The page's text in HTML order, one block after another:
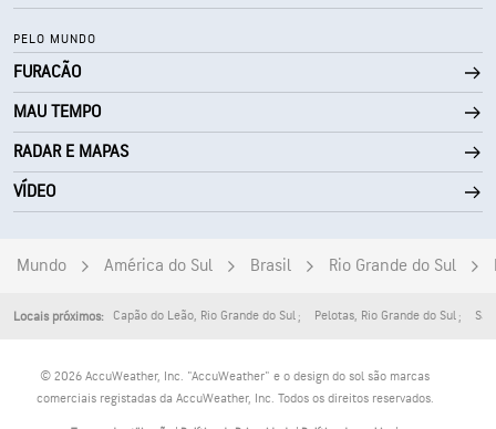
PELO MUNDO
FURACÃO
MAU TEMPO
RADAR E MAPAS
VÍDEO
Mundo América do Sul Brasil Rio Grande do Sul
Locais próximos: Capão do Leão, Rio Grande do Sul Pelotas, Rio Grande do Sul
© 2026 AccuWeather, Inc. "AccuWeather" e o design do sol são marcas
comerciais registadas da AccuWeather, Inc. Todos os direitos reservados.